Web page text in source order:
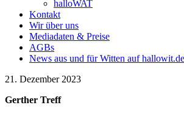
halloWAT
Kontakt
Wir über uns
Mediadaten & Preise
AGBs
News aus und für Witten auf hallowit.de
21. Dezember 2023
Gerther Treff